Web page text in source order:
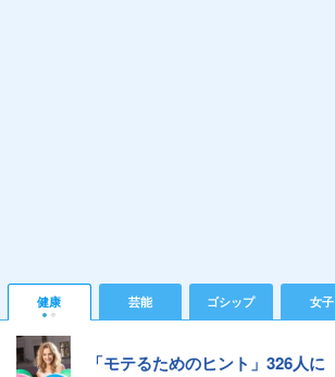
健康 芸能 ゴシップ 女子
「モテるためのヒント」326人に